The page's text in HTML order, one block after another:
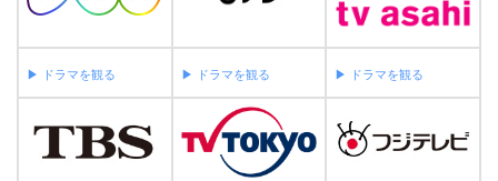
映画 鋼の錬金術師(実写) 動画フル無料視聴！
Pandora/Dailymotion/openload動画配信サイ
ト最新情報
映画 仮面ライダーディケイド オールライダー
対大ショッカー 動画フル無料視聴！
▶︎ ドラマを観る ▶︎ ドラマを観る ▶︎ ドラマを観る